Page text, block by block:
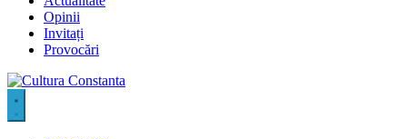
Opinii
Invitați
Provocări